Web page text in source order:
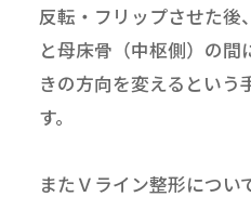
反転・フリップさせた後
と母床骨（中枢側）の間
きの方向を変えるという
す。
またＶライン整形につ